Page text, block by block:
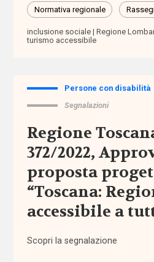
appalti
aspettativa
Assegno
Assegno
Inclusione
Normativa regionale
inclusione sociale
Regione
turismo accessibile
Persone con disabilità
Segnalazioni
Regione
372/2022,
proposta
“Toscana:
accessibile a
Scopri la segnalazione